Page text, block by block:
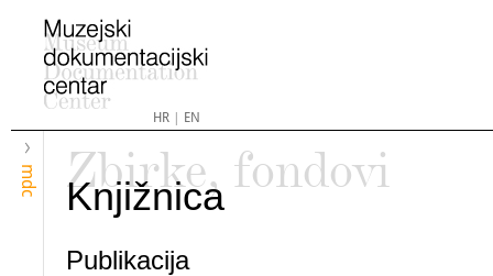
HR| EN
mdc
Zbirke, fondovi
Knjižnica
Publikacija